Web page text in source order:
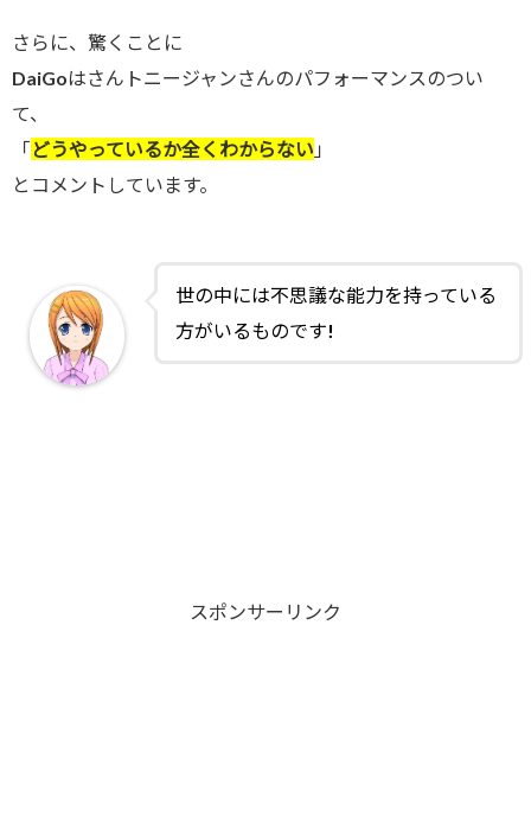
さらに、驚くことに
DaiGoはさんトニージャンさんのパフォーマンスのつい
て、
「 どうやっているか全くわからない 」
とコメントしています。
世の中には不思議な能力を持っている
方がいるものです!
スポンサーリンク